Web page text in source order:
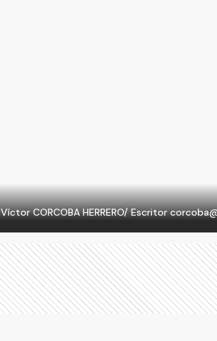
Víctor CORCOBA HERRERO/ Escritor